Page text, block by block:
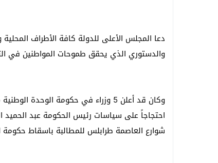
دعا المجلس الأعلى للدولة كافة الأطراف
والدستوري الذي يحقق طموحات المواطنين في
وكان قد أعلن 5 وزراء في حكومة
احتجاجاً على سياسات رئيس الحكومة عبد الحميد
شوارع العاصمة طرابلس للمطالبة باسقاط